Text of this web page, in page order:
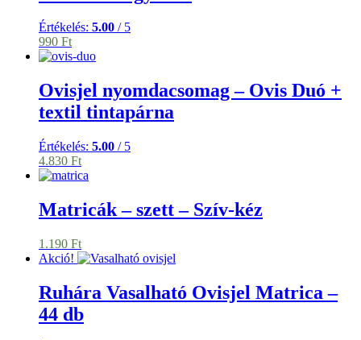
Értékelés: 5.00 / 5
990 Ft
Ovisjel nyomdacsomag – Ovis Duó +
textil tintapárna
Értékelés: 5.00 / 5
4.830 Ft
Matricák – szett – Szív-kéz
1.190 Ft
Akció!
Ruhára Vasalható Ovisjel Matrica –
44 db